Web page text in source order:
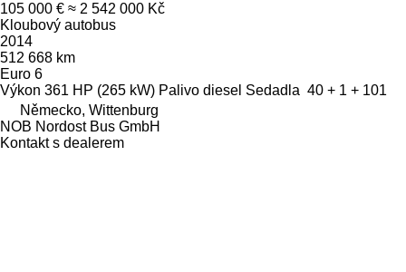
105 000 € ≈ 2 542 000 Kč
Kloubový autobus
2014
512 668 km
Euro 6
Výkon 361 HP (265 kW) Palivo diesel Sedadla 40 + 1 + 101
Německo, Wittenburg
NOB Nordost Bus GmbH
Kontakt s dealerem